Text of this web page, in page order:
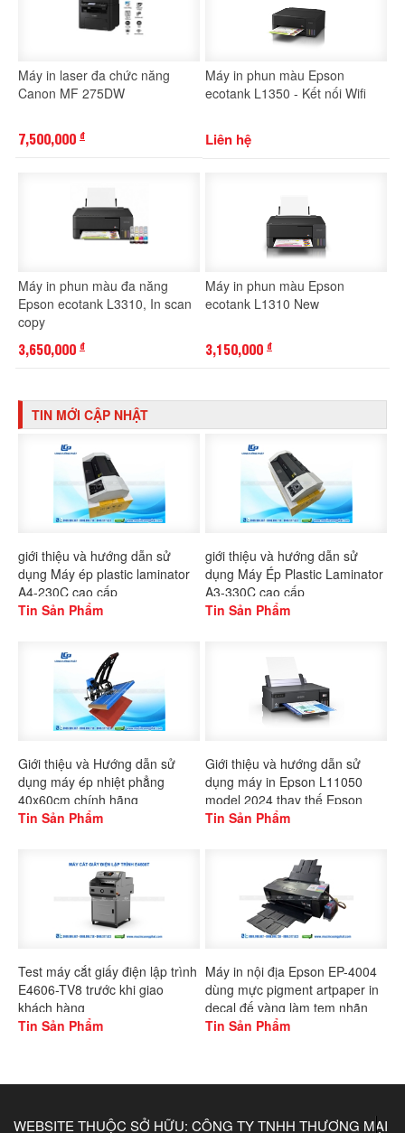
Máy in laser đa chức năng
Canon MF 275DW
7,500,000 đ
Máy in phun màu Epson
ecotank L1350 - Kết nối Wifi
Liên hệ
Máy in phun màu đa năng
Epson ecotank L3310, In scan
copy
3,650,000 đ
Máy in phun màu Epson
ecotank L1310 New
3,150,000 đ
TIN MỚI CẬP NHẬT
giới thiệu và hướng dẫn sử
dụng Máy ép plastic laminator
A4-230C cao cấp
Tin Sản Phẩm
giới thiệu và hướng dẫn sử
dụng Máy Ép Plastic Laminator
A3-330C cao cấp
Tin Sản Phẩm
Giới thiệu và Hướng dẫn sử
dụng máy ép nhiệt phẳng
40x60cm chính hãng
Gaoshang
Tin Sản Phẩm
Giới thiệu và hướng dẫn sử
dụng máy in Epson L11050
model 2024 thay thế Epson
L1300
Tin Sản Phẩm
Test máy cắt giấy điện lập trình
E4606-TV8 trước khi giao
khách hàng
Tin Sản Phẩm
Máy in nội địa Epson EP-4004
dùng mực pigment artpaper in
decal đế vàng làm tem nhãn
Tin Sản Phẩm
WEBSITE THUỘC SỞ HỮU: CÔNG TY TNHH THƯƠNG MẠI